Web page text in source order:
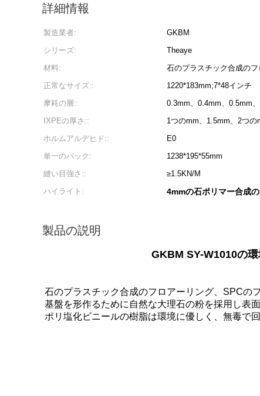
詳細情報
製造業者: GKBM
シリーズ:
Theaye
材料:
石のプラスチック合成のフ
正常なサイズ::
1220*183mm;7*48インチ
摩耗の層::
0.3mm、0.4mm、0.5mm
IXPEの厚さ::
1つのmm、1.5mm、2つの
ホルムアルデヒド::
E0
単一のパック:
1238*195*55mm
縫い目強さ::
≥1.5KN/M
ハイライト:
4mmの石ポリマー合成
製品の説明
GKBM SY-W1010の
石のプラスチック合成のフロアーリング、SPCの
基盤を形作るために自然な大理石の粉を採用し表
ポリ塩化ビニールの樹脂は環境に優しく、無毒で